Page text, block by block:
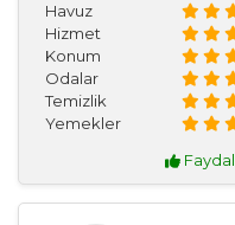
Havuz
Hizmet
Konum
Odalar
Temizlik
Yemekler